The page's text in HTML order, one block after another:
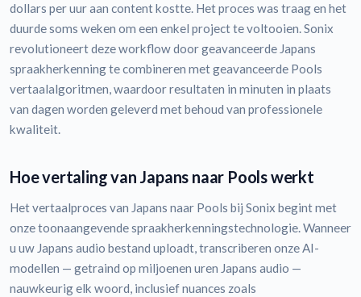
dollars per uur aan content kostte. Het proces was traag en het
duurde soms weken om een enkel project te voltooien. Sonix
revolutioneert deze workflow door geavanceerde Japans
spraakherkenning te combineren met geavanceerde Pools
vertaalalgoritmen, waardoor resultaten in minuten in plaats
van dagen worden geleverd met behoud van professionele
kwaliteit.
Hoe vertaling van Japans naar Pools werkt
Het vertaalproces van Japans naar Pools bij Sonix begint met
onze toonaangevende spraakherkenningstechnologie. Wanneer
u uw Japans audio bestand uploadt, transcriberen onze AI-
modellen — getraind op miljoenen uren Japans audio —
nauwkeurig elk woord, inclusief nuances zoals